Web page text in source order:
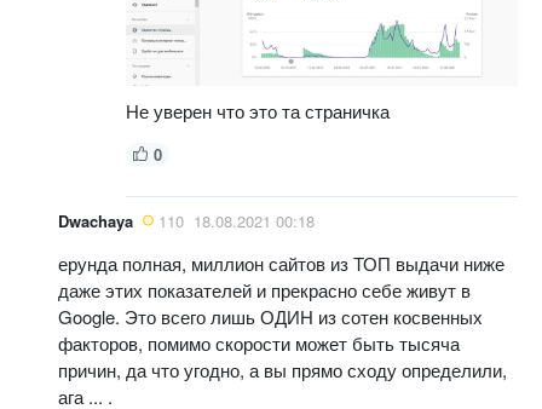
Не уверен что это та страничка
0
Dwachaya 110 18.08.2021 00:18
ерунда полная, миллион сайтов из ТОП выдачи ниже
даже этих показателей и прекрасно себе живут в
Google. Это всего лишь ОДИН из сотен косвенных
факторов, помимо скорости может быть тысяча
причин, да что угодно, а вы прямо сходу определили,
ага ... .